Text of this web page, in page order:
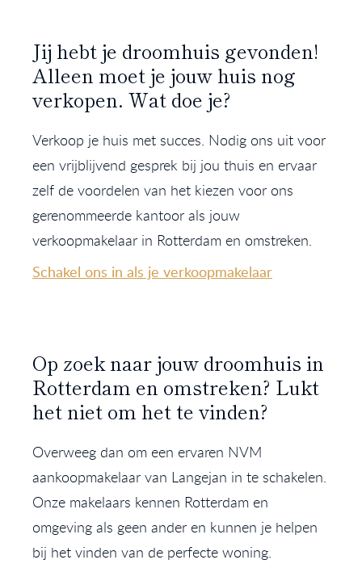
Jij hebt je droomhuis gevonden!
Alleen moet je jouw huis nog
verkopen. Wat doe je?
Verkoop je huis met succes. Nodig ons uit voor
een vrijblijvend gesprek bij jou thuis en ervaar
zelf de voordelen van het kiezen voor ons
gerenommeerde kantoor als jouw
verkoopmakelaar in Rotterdam en omstreken.
Schakel ons in als je verkoopmakelaar
Op zoek naar jouw droomhuis in
Rotterdam en omstreken? Lukt
het niet om het te vinden?
Overweeg dan om een ervaren NVM
aankoopmakelaar van Langejan in te schakelen.
Onze makelaars kennen Rotterdam en
omgeving als geen ander en kunnen je helpen
bij het vinden van de perfecte woning.